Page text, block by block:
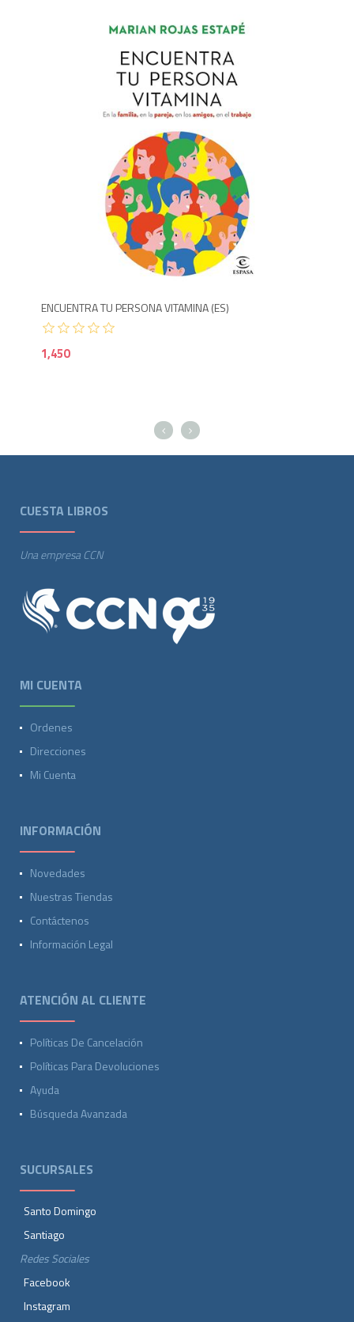
ENCUENTRA TU PERSONA VITAMINA (ES)
1,450
CUESTA LIBROS
Una empresa CCN
MI CUENTA
Ordenes
Direcciones
Mi Cuenta
INFORMACIÓN
Novedades
Nuestras Tiendas
Contáctenos
Información Legal
ATENCIÓN AL CLIENTE
Políticas De Cancelación
Políticas Para Devoluciones
Ayuda
Búsqueda Avanzada
SUCURSALES
Santo Domingo
Santiago
Redes Sociales
Facebook
Instagram